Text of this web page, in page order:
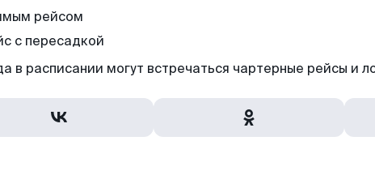
рейсом
с пересадкой
в расписании могут встречаться чартерные рейсы и